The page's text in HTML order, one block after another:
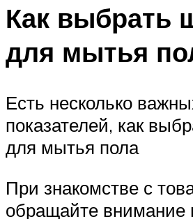
Как выбрать
для мытья
Есть несколько
показателей, как
для мытья пола
При знакомстве с
обращайте внимание